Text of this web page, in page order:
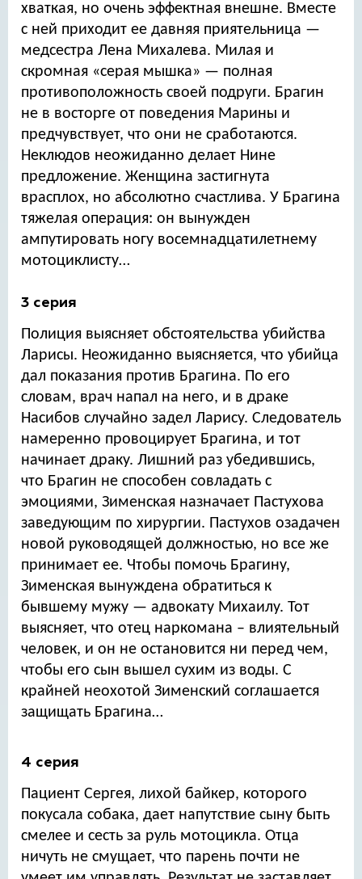
хваткая, но очень эффектная внешне. Вместе
с ней приходит ее давняя приятельница —
медсестра Лена Михалева. Милая и
скромная «серая мышка» — полная
противоположность своей подруги. Брагин
не в восторге от поведения Марины и
предчувствует, что они не сработаются.
Неклюдов неожиданно делает Нине
предложение. Женщина застигнута
врасплох, но абсолютно счастлива. У Брагина
тяжелая операция: он вынужден
ампутировать ногу восемнадцатилетнему
мотоциклисту…
3 серия
Полиция выясняет обстоятельства убийства
Ларисы. Неожиданно выясняется, что убийца
дал показания против Брагина. По его
словам, врач напал на него, и в драке
Насибов случайно задел Ларису. Следователь
намеренно провоцирует Брагина, и тот
начинает драку. Лишний раз убедившись,
что Брагин не способен совладать с
эмоциями, Зименская назначает Пастухова
заведующим по хирургии. Пастухов озадачен
новой руководящей должностью, но все же
принимает ее. Чтобы помочь Брагину,
Зименская вынуждена обратиться к
бывшему мужу — адвокату Михаилу. Тот
выясняет, что отец наркомана – влиятельный
человек, и он не остановится ни перед чем,
чтобы его сын вышел сухим из воды. С
крайней неохотой Зименский соглашается
защищать Брагина…
4 серия
Пациент Сергея, лихой байкер, которого
покусала собака, дает напутствие сыну быть
смелее и сесть за руль мотоцикла. Отца
ничуть не смущает, что парень почти не